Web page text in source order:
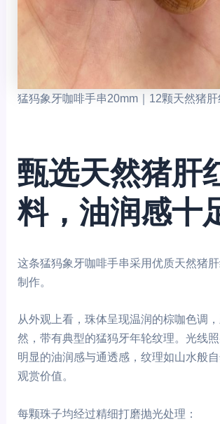
猛犸象牙咖啡手串20mm｜12颗天然猪
甄选天然猪肝
料，油润感十
这条猛犸象牙咖啡手串采用优质天然猪
制作。
从外观上看，珠体呈现温润的棕咖色调
然，带有典型的猛犸牙年轮纹理。光线
明显的油润感与通透感，纹理如山水般
观赏价值。
每颗珠子均经过精细打磨抛光处理：